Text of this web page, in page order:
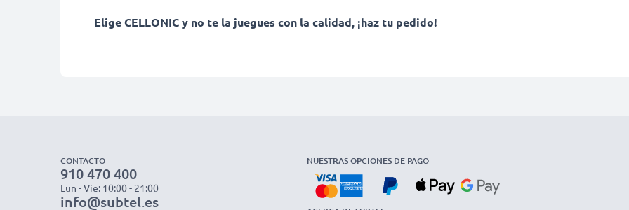
Elige CELLONIC y no te la juegues con la calidad, ¡haz tu pedido!
CONTACTO
910 470 400
Lun - Vie: 10:00 - 21:00
info@subtel.es
NUESTRAS OPCIONES DE PAGO